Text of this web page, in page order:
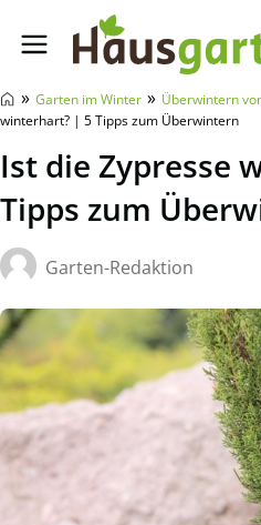
Hausgarten.net
» Garten im Winter » Überwintern
winterhart? | 5 Tipps zum Überwintern
Ist die Zypresse
Tipps zum
Garten-Redaktion